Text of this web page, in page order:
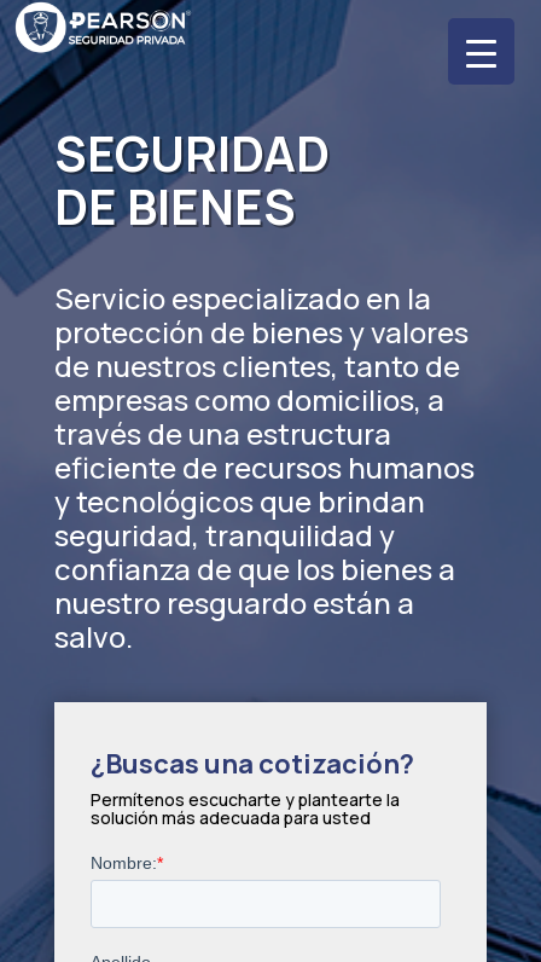
SEGURIDAD
DE BIENES
Servicio especializado en la
protección de bienes y valores
de nuestros clientes, tanto de
empresas como domicilios, a
través de una estructura
eficiente de recursos humanos
y tecnológicos que brindan
seguridad, tranquilidad y
confianza de que los bienes a
nuestro resguardo están a
salvo.
¿Buscas una cotización?
Permítenos escucharte y plantearte la
solución más adecuada para usted